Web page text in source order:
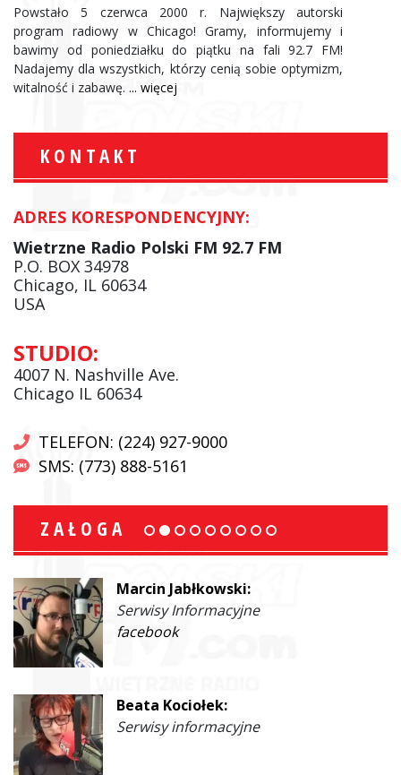
Powstało 5 czerwca 2000 r. Największy autorski
program radiowy w Chicago! Gramy, informujemy i
bawimy od poniedziałku do piątku na fali 92.7 FM!
Nadajemy dla wszystkich, którzy cenią sobie optymizm,
witalność i zabawę. ... więcej
KONTAKT
ADRES KORESPONDENCYJNY:
Wietrzne Radio Polski FM 92.7 FM
P.O. BOX 34978
Chicago, IL 60634
USA
STUDIO:
4007 N. Nashville Ave.
Chicago IL 60634
TELEFON: (224) 927-9000
SMS: (773) 888-5161
ZAŁOGA
Marcin Jabłkowski:
Serwisy Informacyjne
facebook
Beata Kociołek:
Serwisy informacyjne